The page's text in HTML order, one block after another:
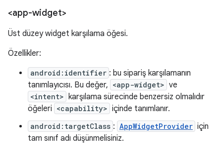
<app-widget>
Üst düzey widget karşılama öğesi.
Özellikler:
android:identifier : bu sipariş karşılamanın
tanımlayıcısı. Bu değer, <app-widget> ve
<intent> karşılama sürecinde benzersiz olmalıdır
öğeleri <capability> içinde tanımlanır.
android:targetClass : AppWidgetProvider için
tam sınıf adı düşünmelisiniz.